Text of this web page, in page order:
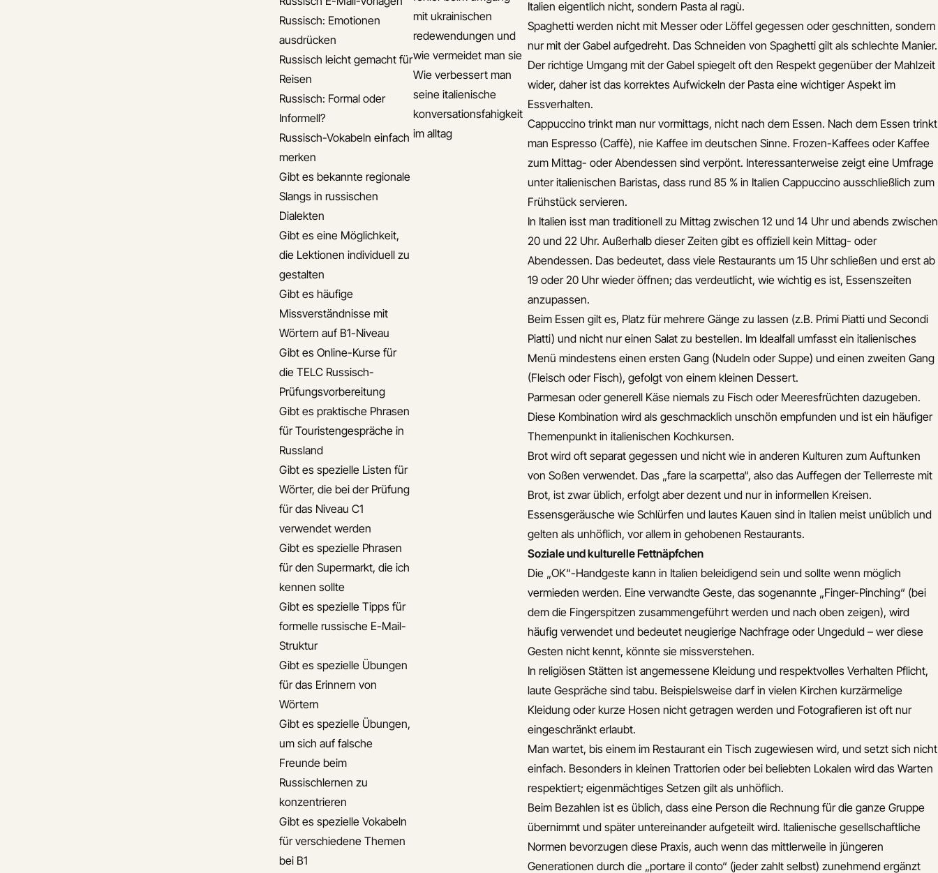
Russisch: Emotionen
ausdrücken
Russisch leicht gemacht für
Reisen
Russisch: Formal oder
Informell?
Russisch-Vokabeln einfach
merken
Gibt es bekannte regionale
Slangs in russischen
Dialekten
Gibt es eine Möglichkeit,
die Lektionen individuell zu
gestalten
Gibt es häufige
Missverständnisse mit
Wörtern auf B1-Niveau
Gibt es Online-Kurse für
die TELC Russisch-
Prüfungsvorbereitung
Gibt es praktische Phrasen
für Touristengespräche in
Russland
Gibt es spezielle Listen für
Wörter, die bei der Prüfung
für das Niveau C1
verwendet werden
Gibt es spezielle Phrasen
für den Supermarkt, die ich
kennen sollte
Gibt es spezielle Tipps für
formelle russische E-Mail-
Struktur
Gibt es spezielle Übungen
für das Erinnern von
Wörtern
Gibt es spezielle Übungen,
um sich auf falsche
Freunde beim
Russischlernen zu
konzentrieren
Gibt es spezielle Vokabeln
für verschiedene Themen
bei B1
mit ukrainischen
redewendungen und
wie vermeidet man sie
Wie verbessert man
seine italienische
konversationsfahigkeit
im alltag
Italien eigentlich nicht, sondern Pasta al ragù.
Spaghetti werden nicht mit Messer oder Löffel gegessen oder geschnitten, sondern
nur mit der Gabel aufgedreht. Das Schneiden von Spaghetti gilt als schlechte Manier.
Der richtige Umgang mit der Gabel spiegelt oft den Respekt gegenüber der Mahlzeit
wider, daher ist das korrektes Aufwickeln der Pasta eine wichtiger Aspekt im
Essverhalten.
Cappuccino trinkt man nur vormittags, nicht nach dem Essen. Nach dem Essen trinkt
man Espresso (Caffè), nie Kaffee im deutschen Sinne. Frozen-Kaffees oder Kaffee
zum Mittag- oder Abendessen sind verpönt. Interessanterweise zeigt eine Umfrage
unter italienischen Baristas, dass rund 85 % in Italien Cappuccino ausschließlich zum
Frühstück servieren.
In Italien isst man traditionell zu Mittag zwischen 12 und 14 Uhr und abends zwischen
20 und 22 Uhr. Außerhalb dieser Zeiten gibt es offiziell kein Mittag- oder
Abendessen. Das bedeutet, dass viele Restaurants um 15 Uhr schließen und erst ab
19 oder 20 Uhr wieder öffnen; das verdeutlicht, wie wichtig es ist, Essenszeiten
anzupassen.
Beim Essen gilt es, Platz für mehrere Gänge zu lassen (z.B. Primi Piatti und Secondi
Piatti) und nicht nur einen Salat zu bestellen. Im Idealfall umfasst ein italienisches
Menü mindestens einen ersten Gang (Nudeln oder Suppe) und einen zweiten Gang
(Fleisch oder Fisch), gefolgt von einem kleinen Dessert.
Parmesan oder generell Käse niemals zu Fisch oder Meeresfrüchten dazugeben.
Diese Kombination wird als geschmacklich unschön empfunden und ist ein häufiger
Themenpunkt in italienischen Kochkursen.
Brot wird oft separat gegessen und nicht wie in anderen Kulturen zum Auftunken
von Soßen verwendet. Das „fare la scarpetta“, also das Auffegen der Tellerreste mit
Brot, ist zwar üblich, erfolgt aber dezent und nur in informellen Kreisen.
Essensgeräusche wie Schlürfen und lautes Kauen sind in Italien meist unüblich und
gelten als unhöflich, vor allem in gehobenen Restaurants.
Soziale und kulturelle Fettnäpfchen
Die „OK“-Handgeste kann in Italien beleidigend sein und sollte wenn möglich
vermieden werden. Eine verwandte Geste, das sogenannte „Finger-Pinching“ (bei
dem die Fingerspitzen zusammengeführt werden und nach oben zeigen), wird
häufig verwendet und bedeutet neugierige Nachfrage oder Ungeduld – wer diese
Gesten nicht kennt, könnte sie missverstehen.
In religiösen Stätten ist angemessene Kleidung und respektvolles Verhalten Pflicht,
laute Gespräche sind tabu. Beispielsweise darf in vielen Kirchen kurzärmelige
Kleidung oder kurze Hosen nicht getragen werden und Fotografieren ist oft nur
eingeschränkt erlaubt.
Man wartet, bis einem im Restaurant ein Tisch zugewiesen wird, und setzt sich nicht
einfach. Besonders in kleinen Trattorien oder bei beliebten Lokalen wird das Warten
respektiert; eigenmächtiges Setzen gilt als unhöflich.
Beim Bezahlen ist es üblich, dass eine Person die Rechnung für die ganze Gruppe
übernimmt und später untereinander aufgeteilt wird. Italienische gesellschaftliche
Normen bevorzugen diese Praxis, auch wenn das mittlerweile in jüngeren
Generationen durch die „portare il conto“ (jeder zahlt selbst) zunehmend ergänzt